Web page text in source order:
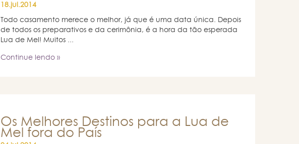
18.jul.2014
Todo casamento merece o melhor, já que é uma data única. Depois
de todos os preparativos e da cerimônia, é a hora da tão esperada
Lua de Mel! Muitos ...
Continue lendo »
Os Melhores Destinos para a Lua de
Mel fora do País